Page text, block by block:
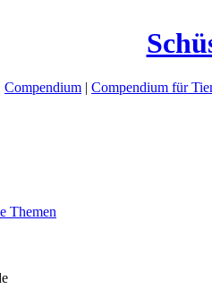
Compendium | Compendium für
Themen